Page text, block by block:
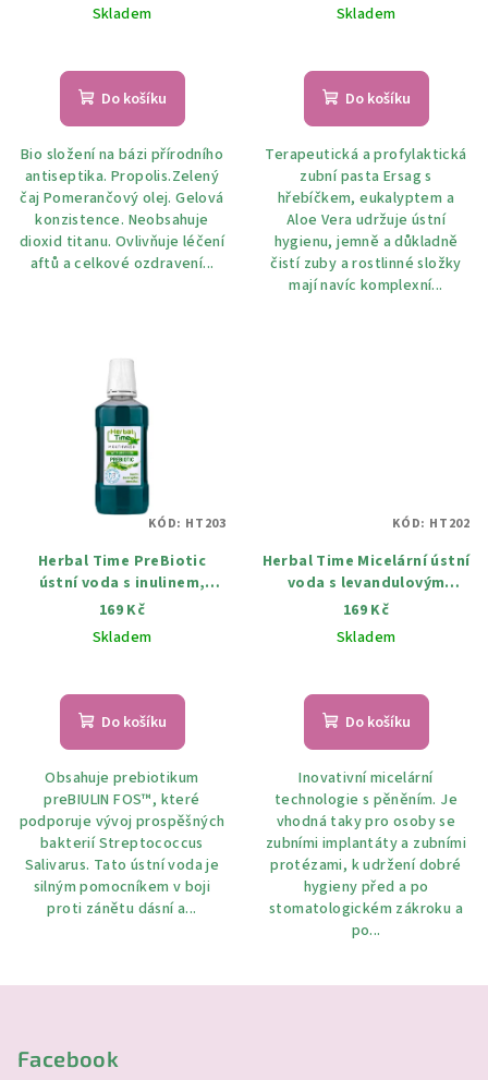
Skladem
Do košíku
Bio složení na bázi přírodního
antiseptika. Propolis.Zelený
čaj Pomerančový olej. Gelová
konzistence. Neobsahuje
dioxid titanu. Ovlivňuje léčení
aftů a celkové ozdravení...
Skladem
Do košíku
Terapeutická a profylaktická
zubní pasta Ersag s
hřebíčkem, eukalyptem a
Aloe Vera udržuje ústní
hygienu, jemně a důkladně
čistí zuby a rostlinné složky
mají navíc komplexní...
Herbal Time PreBiotic
ústní voda s inulinem,
eukaliptem a mentolem 300
ml
169 Kč
Skladem
Do košíku
Obsahuje prebiotikum
preBIULIN FOS™, které
podporuje vývoj prospěšných
bakterií Streptococcus
Salivarus. Tato ústní voda je
silným pomocníkem v boji
proti zánětu dásní a...
KÓD: HT203
Herbal Time Micelární ústní
voda s levandulovým
olejem, extraktem růži a
chlorhexidinem 300 ml
169 Kč
Skladem
Do košíku
Inovativní micelární
technologie s pěněním. Je
vhodná taky pro osoby se
zubními implantáty a zubními
protézami, k udržení dobré
hygieny před a po
stomatologickém zákroku a
po...
KÓD: HT202
Facebook